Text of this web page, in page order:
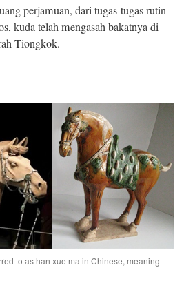
perjamuan, dari tugas-tugas rutin
kuda telah mengasah bakatnya di
Tiongkok.
to as han xue ma in Chinese, meaning